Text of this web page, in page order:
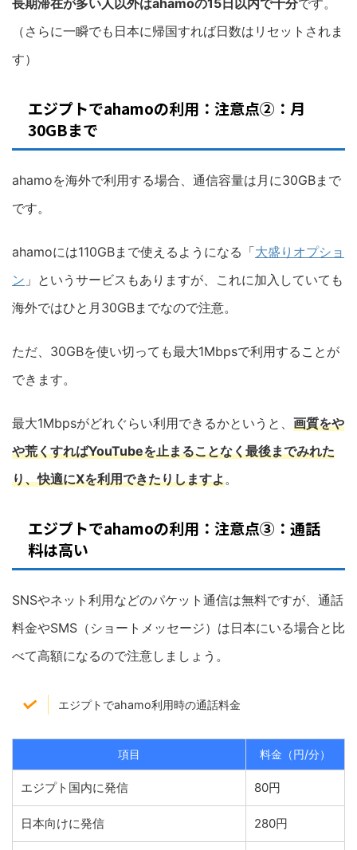
長期滞在が多い人以外はahamoの15日以内で十分です。
（さらに一瞬でも日本に帰国すれば日数はリセットされま
す）
エジプトでahamoの利用：注意点②：月
30GBまで
ahamoを海外で利用する場合、通信容量は月に30GBまで
です。
ahamoには110GBまで使えるようになる「大盛りオプショ
ン 」というサービスもありますが、これに加入していても
海外ではひと月30GBまでなので注意。
ただ、30GBを使い切っても最大1Mbpsで利用することが
できます。
最大1Mbpsがどれぐらい利用できるかというと、 画質をや
や荒くすればYouTubeを止まることなく最後までみれた
り、快適にXを利用できたりしますよ。
エジプトでahamoの利用：注意点③：通話
料は高い
SNSやネット利用などのパケット通信は無料ですが、通話
料金やSMS（ショートメッセージ）は日本にいる場合と比
べて高額になるので注意しましょう。
エジプトでahamo利用時の通話料金
項目 料金（円/分）
エジプト国内に発信 80円
日本向けに発信 280円